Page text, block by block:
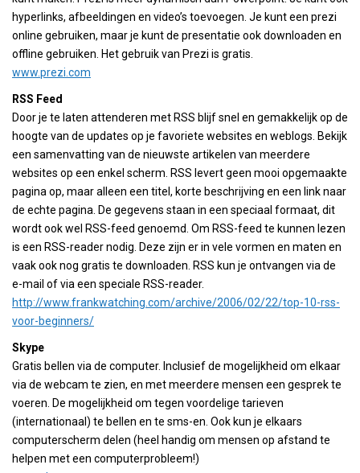
hyperlinks, afbeeldingen en video’s toevoegen. Je kunt een prezi
online gebruiken, maar je kunt de presentatie ook downloaden en
offline gebruiken. Het gebruik van Prezi is gratis.
www.prezi.com
RSS Feed
Door je te laten attenderen met RSS blijf snel en gemakkelijk op de
hoogte van de updates op je favoriete websites en weblogs. Bekijk
een samenvatting van de nieuwste artikelen van meerdere
websites op een enkel scherm. RSS levert geen mooi opgemaakte
pagina op, maar alleen een titel, korte beschrijving en een link naar
de echte pagina. De gegevens staan in een speciaal formaat, dit
wordt ook wel RSS-feed genoemd. Om RSS-feed te kunnen lezen
is een RSS-reader nodig. Deze zijn er in vele vormen en maten en
vaak ook nog gratis te downloaden. RSS kun je ontvangen via de
e-mail of via een speciale RSS-reader.
http://www.frankwatching.com/archive/2006/02/22/top-10-rss-
voor-beginners/
Skype
Gratis bellen via de computer. Inclusief de mogelijkheid om elkaar
via de webcam te zien, en met meerdere mensen een gesprek te
voeren. De mogelijkheid om tegen voordelige tarieven
(internationaal) te bellen en te sms-en. Ook kun je elkaars
computerscherm delen (heel handig om mensen op afstand te
helpen met een computerprobleem!)